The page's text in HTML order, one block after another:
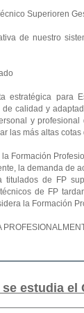
Superioren
de nuestro
estratégica para
calidad y
y
las más altas
Formación
la demanda de
titulados de FP
de FP
la Formación
estudia el